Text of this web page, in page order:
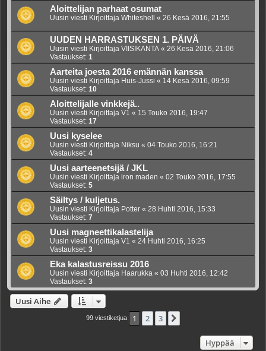
Aloittelijan parhaat osumat
Uusin viesti Kirjoittaja Whiteshell « 26 Kesä 2016, 21:55
UUDEN HARRASTUKSEN 1. PÄIVÄ
Uusin viesti Kirjoittaja VIISIKANTA « 26 Kesä 2016, 21:06
Vastaukset: 1
Aarteita joesta 2016 emännän kanssa
Uusin viesti Kirjoittaja Huis-Jussi « 14 Kesä 2016, 09:59
Vastaukset: 10
Aloittelijalle vinkkejä..
Uusin viesti Kirjoittaja V1 « 15 Touko 2016, 19:47
Vastaukset: 17
Uusi kyselee
Uusin viesti Kirjoittaja Niksu « 04 Touko 2016, 16:21
Vastaukset: 4
Uusi aarteenetsijä / JKL
Uusin viesti Kirjoittaja iron maden « 02 Touko 2016, 17:55
Vastaukset: 5
Säiltys / kuljetus.
Uusin viesti Kirjoittaja Potter « 28 Huhti 2016, 15:33
Vastaukset: 7
Uusi magneettikalastelija
Uusin viesti Kirjoittaja V1 « 24 Huhti 2016, 16:25
Vastaukset: 3
Eka kalastusreissu 2016
Uusin viesti Kirjoittaja Haarukka « 03 Huhti 2016, 12:42
Vastaukset: 3
Uusi Aihe
99 viestiketjua 1 2 3
Hyppää